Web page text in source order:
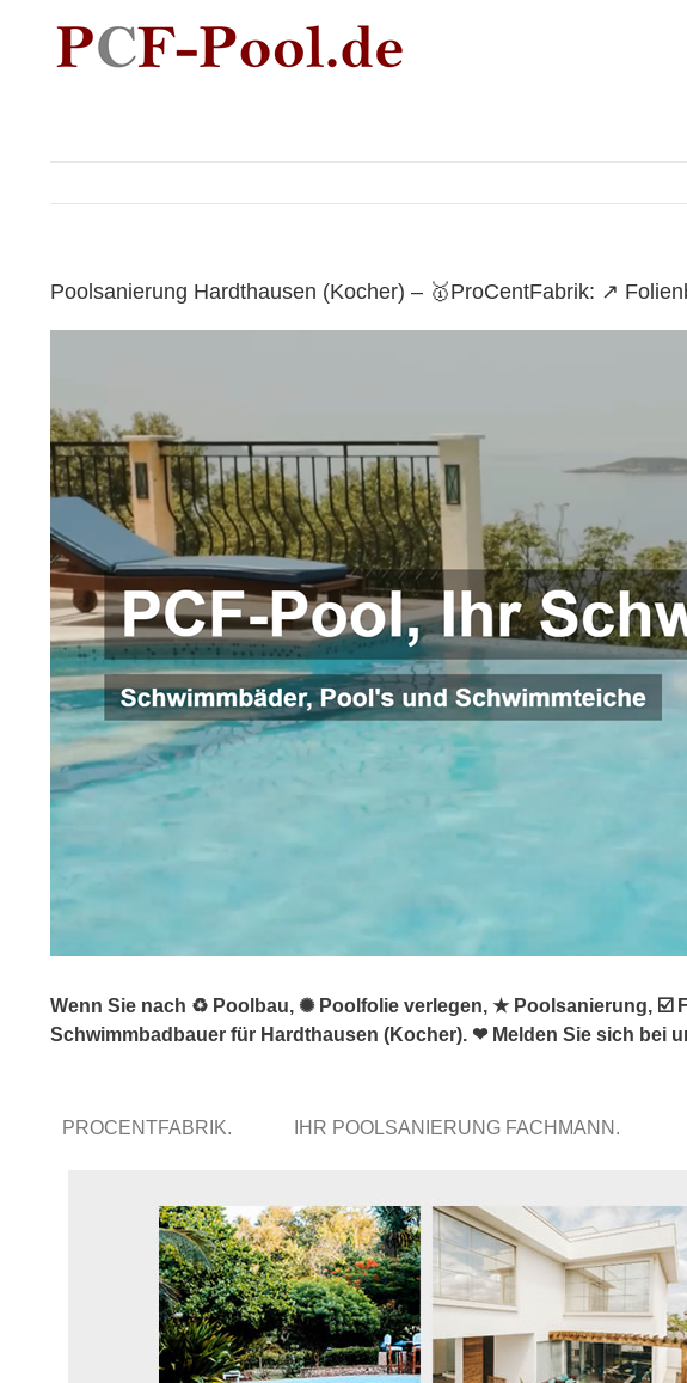
content
Poolsanierung Hardthausen (Kocher) – 🥇ProCentFabrik: ↗️
Wenn Sie nach ♻ Poolbau, ✺ Poolfolie verlegen, ★ Poolsanierung, ☑️
Schwimmbadbauer für Hardthausen (Kocher). ❤ Melden Sie sich bei
PROCENTFABRIK. IHR POOLSANIERUNG FACHMANN.